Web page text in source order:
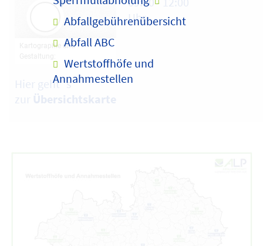
Abfallgebührenübersicht
Abfall ABC
Wertstoffhöfe und
Annahmestellen
Hier geht´s
zur Übersichtskarte
Uhr